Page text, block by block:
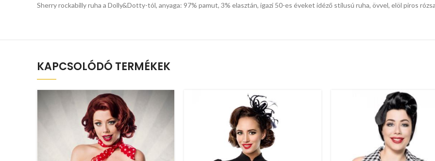
Sherry rockabilly ruha a Dolly&Dotty-tól, anyaga: 97% pamut, 3% elasztán, igazi 50-es éveket idéző stílusú ruha, övvel, elöl piros
KAPCSOLÓDÓ TERMÉKEK